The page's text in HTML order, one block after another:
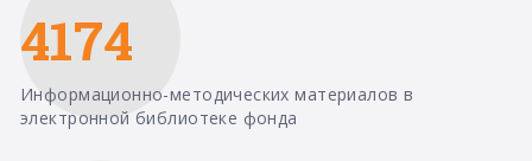
4174
Информационно-методических материалов в
электронной библиотеке фонда